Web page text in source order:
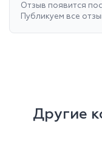
Отзыв появится
Публикуем все
Другие